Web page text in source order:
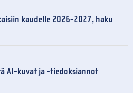
kaudelle 2026-2027, haku
AI-kuvat ja -tiedoksiannot